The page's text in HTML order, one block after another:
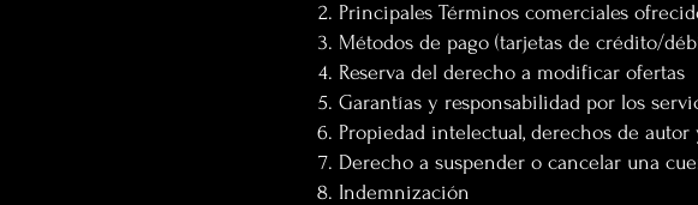
Principales Términos comerciales
Métodos de pago (tarjetas de crédito/
Reserva del derecho a modificar ofertas
Garantías y responsabilidad por los
Propiedad intelectual, derechos de
Derecho a suspender o cancelar una
Indemnización